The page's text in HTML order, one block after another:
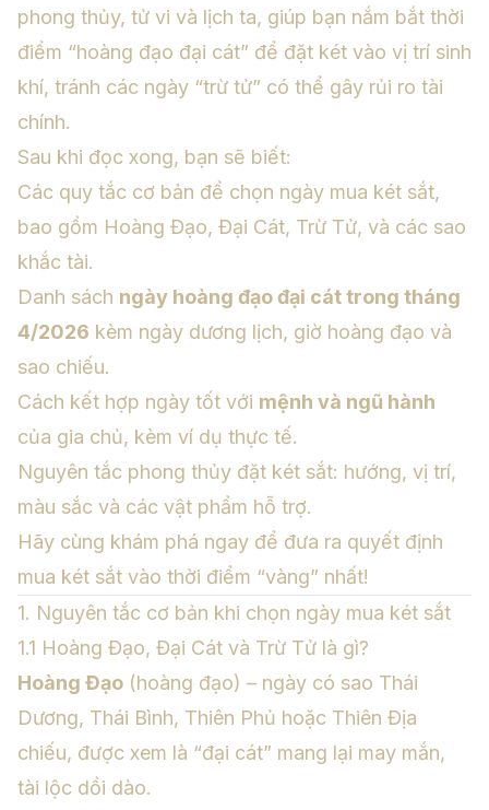
phong thủy, tử vi và lịch ta, giúp bạn nắm bắt thời
điểm “hoàng đạo đại cát” để đặt két vào vị trí sinh
khí, tránh các ngày “trừ tử” có thể gây rủi ro tài
chính.
Sau khi đọc xong, bạn sẽ biết:
Các quy tắc cơ bản để chọn ngày mua két sắt,
bao gồm Hoàng Đạo, Đại Cát, Trừ Tử, và các sao
khắc tài.
Danh sách ngày hoàng đạo đại cát trong tháng
4/2026 kèm ngày dương lịch, giờ hoàng đạo và
sao chiếu.
Cách kết hợp ngày tốt với mệnh và ngũ hành
của gia chủ, kèm ví dụ thực tế.
Nguyên tắc phong thủy đặt két sắt: hướng, vị trí,
màu sắc và các vật phẩm hỗ trợ.
Hãy cùng khám phá ngay để đưa ra quyết định
mua két sắt vào thời điểm “vàng” nhất!
1. Nguyên tắc cơ bản khi chọn ngày mua két sắt
1.1 Hoàng Đạo, Đại Cát và Trừ Tử là gì?
Hoàng Đạo (hoàng đạo) – ngày có sao Thái
Dương, Thái Bình, Thiên Phủ hoặc Thiên Địa
chiếu, được xem là “đại cát” mang lại may mắn,
tài lộc dồi dào.